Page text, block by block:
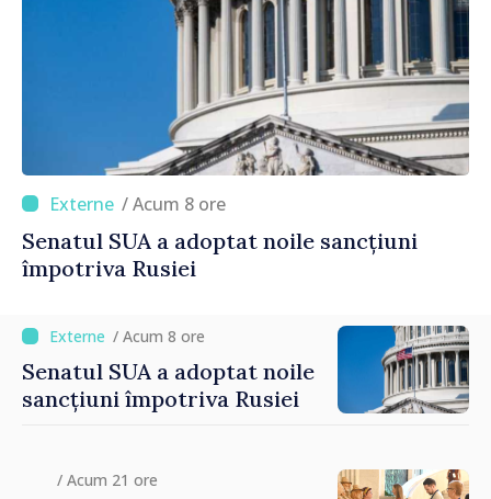
/ Acum 8 ore
Senatul SUA a adoptat noile sancțiuni
împotriva Rusiei
/ Acum 8 ore
Senatul SUA a adoptat noile
sancțiuni împotriva Rusiei
/ Acum 21 ore